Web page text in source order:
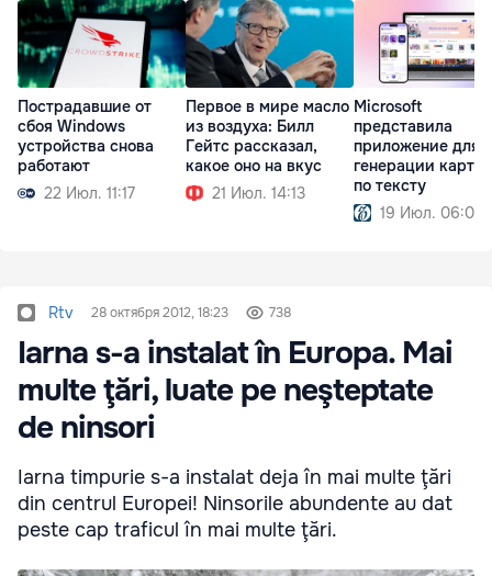
Пострадавшие от
сбоя Windows
устройства снова
работают
22 Июл. 11:17
Первое в мире масло
из воздуха: Билл
Гейтс рассказал,
какое оно на вкус
21 Июл. 14:13
Microsoft
представила
приложение для
генерации
по тексту
19 Июл. 06:00
Rtv 28 октября 2012, 18:23 738
Iarna s-a instalat în Europa. Mai
multe ţări, luate pe neşteptate
de ninsori
Iarna timpurie s-a instalat deja în mai multe ţări
din centrul Europei! Ninsorile abundente au dat
peste cap traficul în mai multe ţări.